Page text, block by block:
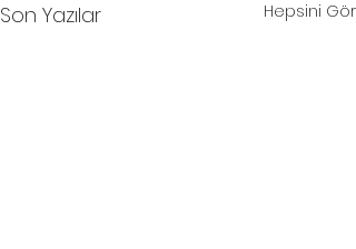
Son Yazılar Hepsini Gör